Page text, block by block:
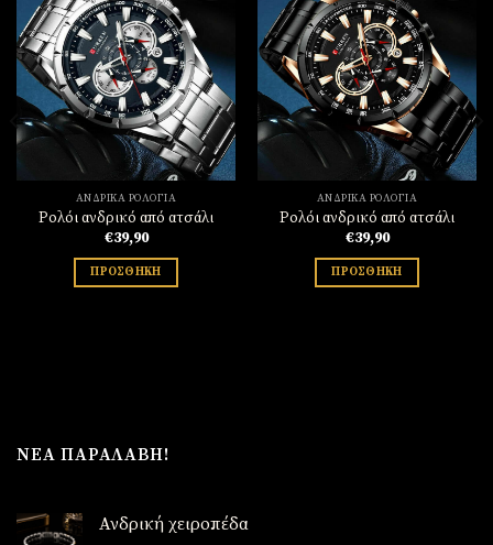
Πρόσθήκη
στην
λίστα
επιθυμιών
ΑΝΔΡΙΚΆ ΡΟΛΌΓΙΑ
Ρολόι ανδρικό από ατσάλι
€39,90
ΠΡΟΣΘΉΚΗ
Πρόσθήκη
στην
λίστα
επιθυμιών
ΑΝΔΡΙΚΆ ΡΟΛΌΓΙΑ
Ρολόι ανδρικό από ατσάλι
€39,90
ΠΡΟΣΘΉΚΗ
ΝΈΑ ΠΑΡΑΛΑΒΉ!
Ανδρική χειροπέδα